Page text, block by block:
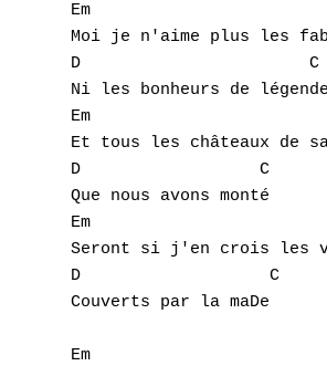
Em
Moi je n'aime plus les
D                       C
Ni les bonheurs de légende
Em
Et tous les châteaux de
D                  C
Que nous avons monté
Em
Seront si j'en crois les
D                   C
Couverts par la maDe
Em